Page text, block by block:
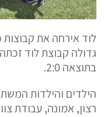
לוד אירחה את קבוצות
גדולה קבוצת לוד
בתוצאה 2:0.
הילדים והילדות
רצון, אמונה, עבודת